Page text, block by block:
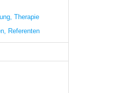
Therapie
Referenten